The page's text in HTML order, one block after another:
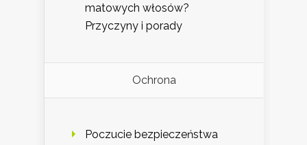
matowych włosów?
Przyczyny i porady
Ochrona
Poczucie bezpieczeństwa